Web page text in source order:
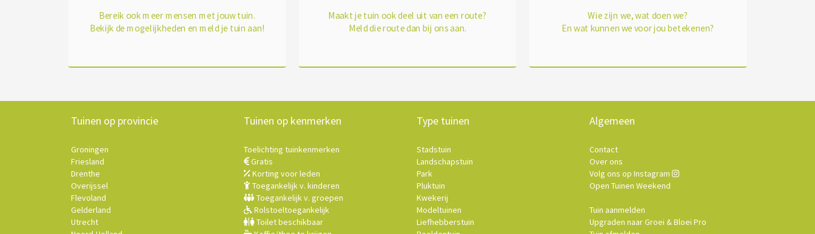
Bereik ook meer mensen met jouw tuin.
Bekijk de mogelijkheden en meld je tuin aan!
Maakt je tuin ook deel uit van een route?
Meld die route dan bij ons aan.
Wie zijn we, wat doen we?
En wat kunnen we voor jou betekenen?
Tuinen op provincie
Groningen
Friesland
Drenthe
Overijssel
Flevoland
Gelderland
Utrecht
Tuinen op kenmerken
Toelichting tuinkenmerken
Gratis
Korting voor leden
Toegankelijk v. kinderen
Toegankelijk v. groepen
Rolstoeltoegankelijk
Toilet beschikbaar
Type tuinen
Stadstuin
Landschapstuin
Park
Pluktuin
Kwekerij
Modeltuinen
Liefhebberstuin
Algemeen
Contact
Over ons
Volg ons op Instagram
Open Tuinen Weekend
Tuin aanmelden
Upgraden naar Groei & Bloei Pro